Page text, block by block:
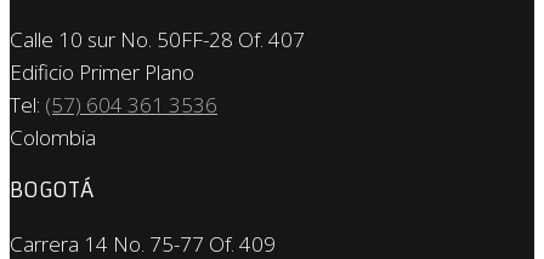
Calle 10 sur No. 50FF-28 Of. 407
Edificio Primer Plano
Tel: (57) 604 361 3536
Colombia
BOGOTÁ
Carrera 14 No. 75-77 Of. 409